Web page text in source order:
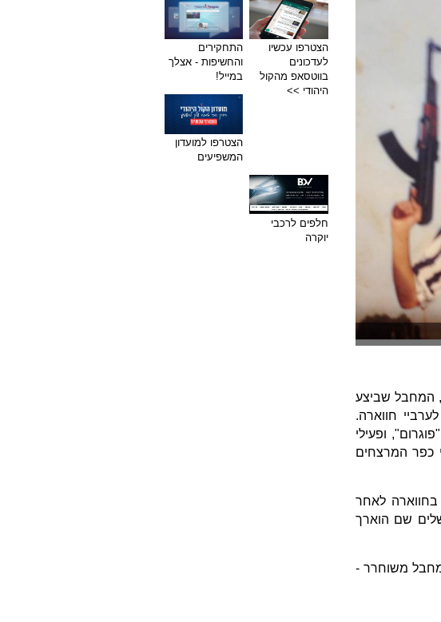
המחבל שביצע
חווארה.
ופעילי
כפר המרצחים
לאחר
שם הוארך
מחבל משוחרר -
הצטרפו עכשיו
לעדכונים
בווטסאפ מהקול
היהודי >>
התחקירים
והחשיפות - אצלך
במייל!
הצטרפו למועדון
המשפיעים
חלפים לרכבי
יוקרה